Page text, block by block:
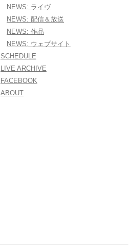
NEWS: ライヴ
NEWS: 配信＆放送
NEWS: 作品
NEWS: ウェブサイト
SCHEDULE
LIVE ARCHIVE
FACEBOOK
ABOUT